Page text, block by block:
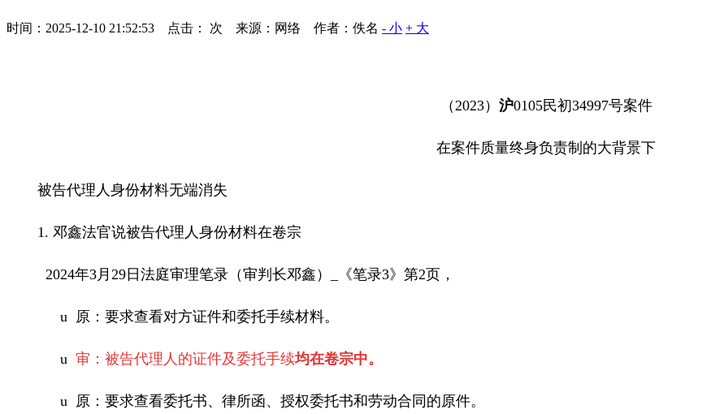
时间：2025-12-10 21:52:53 点击： 次 来源：网络 作者：佚名 - 小 + 大
（ 2023） 沪0105民初34997号案件
在案件质量终身负责制的大背景下
被告代理人身份材料无端消失
1. 邓鑫法官说被告代理人身份材料在卷宗
2024年3 月 29日法庭审理笔录（审判长邓鑫） 《笔录3》第2页，
u 原：要求查看对方证件和委托手续材料。
u 审 ：被告代理人的证件及委托手续均在卷宗中。
u 原：要求查看委托书、律所函、授权委托书和劳动合同的原件。